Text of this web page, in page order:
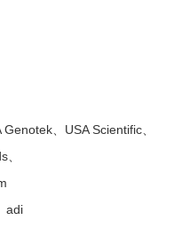
、USA Scientific、
adi